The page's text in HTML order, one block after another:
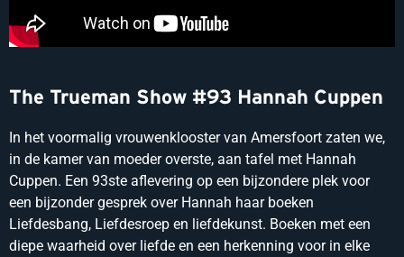
The Trueman Show #93 Hannah Cuppen
In het voormalig vrouwenklooster van Amersfoort zaten we,
in de kamer van moeder overste, aan tafel met Hannah
Cuppen. Een 93ste aflevering op een bijzondere plek voor
een bijzonder gesprek over Hannah haar boeken
Liefdesbang, Liefdesroep en liefdekunst. Boeken met een
diepe waarheid over liefde en een herkenning voor in elke